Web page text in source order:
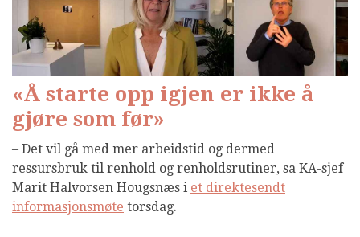
«Å starte opp igjen er ikke å
gjøre som før»
– Det vil gå med mer arbeidstid og dermed
ressursbruk til renhold og renholdsrutiner, sa KA-sjef
Marit Halvorsen Hougsnæs i et direktesendt
informasjonsmøte torsdag.